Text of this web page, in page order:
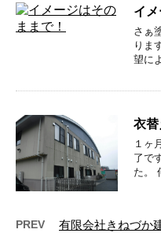
イメ
さぁ
りま
望に
衣
１ヶ
了で
た。
PREV 有限会社きねづか